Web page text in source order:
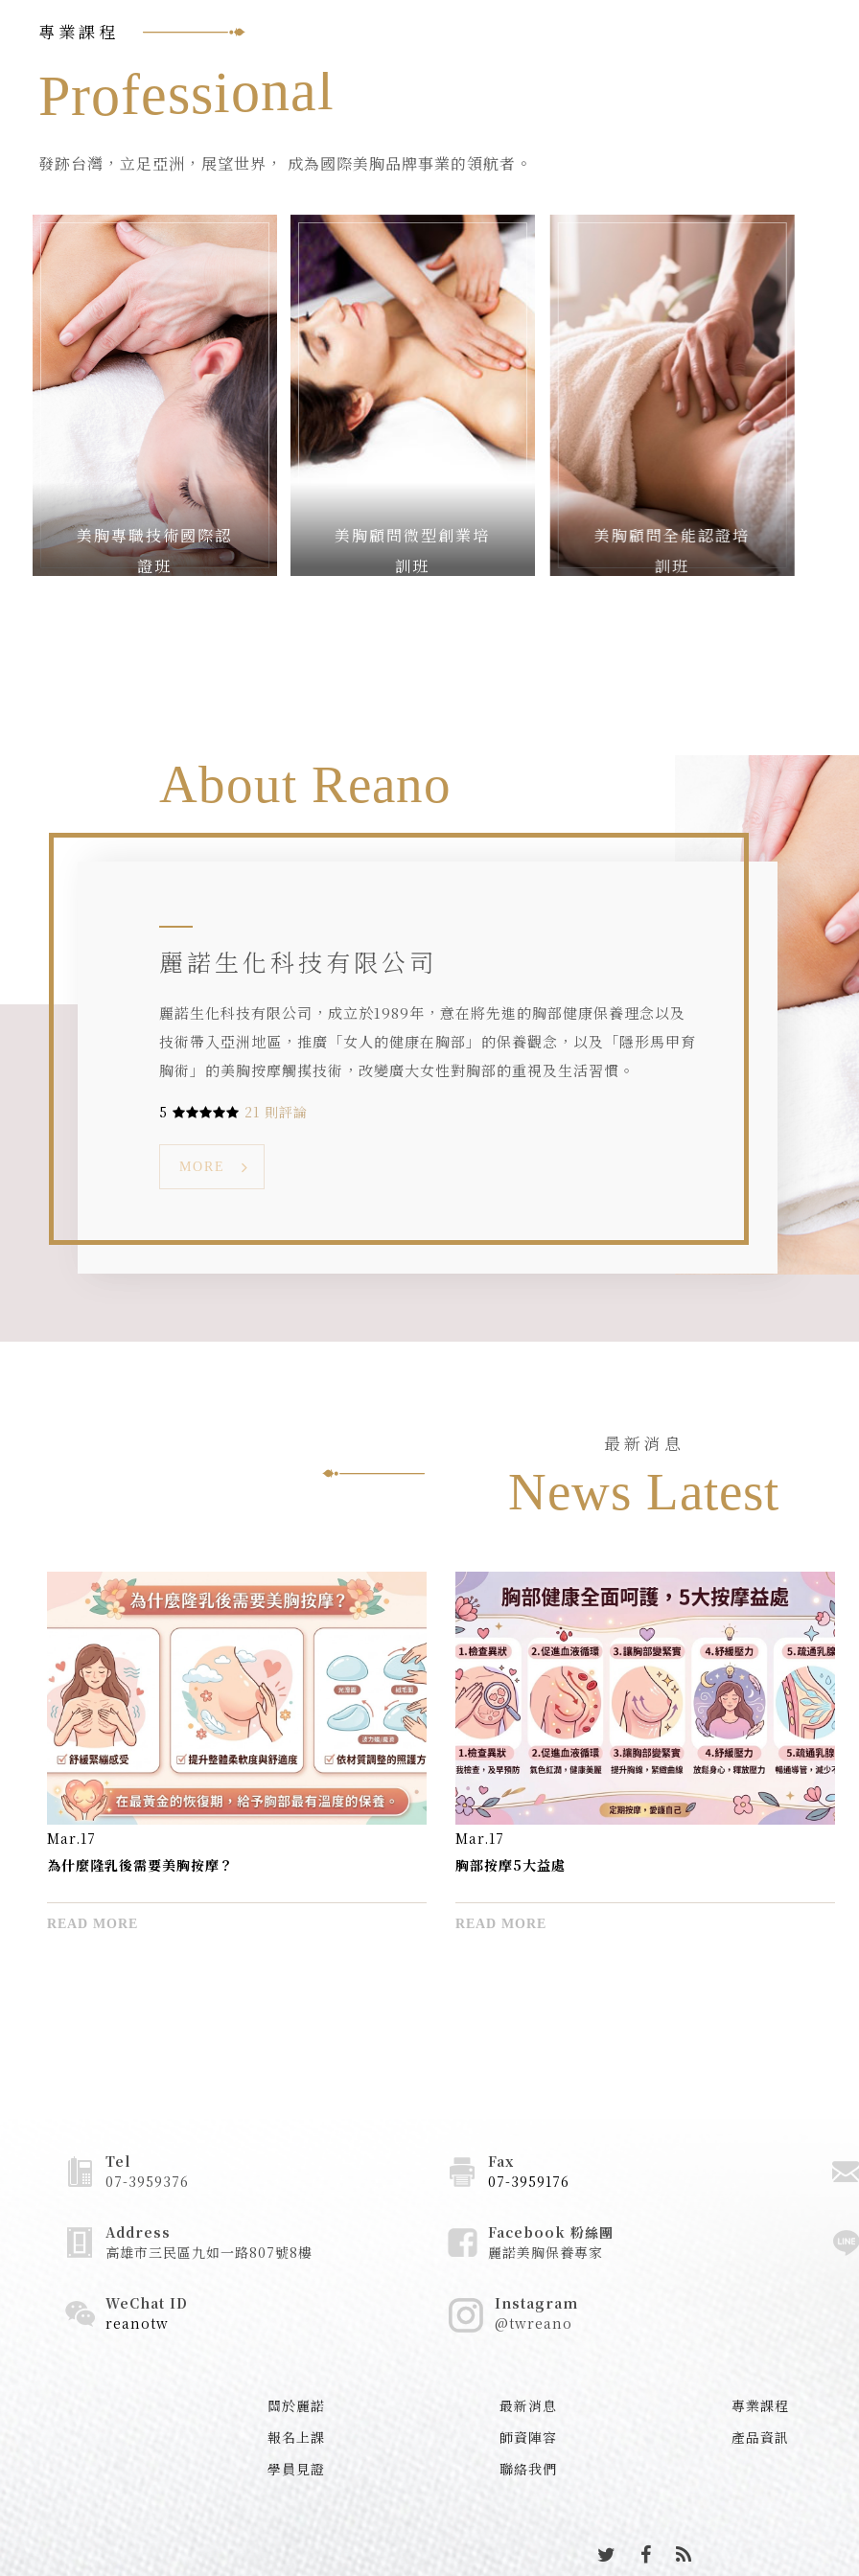
專業課程
Professional
發跡台灣，立足亞洲，展望世界， 成為國際美胸品牌事業的領航者。
美胸專職技術國際認
證班
美胸顧問微型創業培
訓班
美胸顧問全能認證培
訓班
About Reano
麗諾生化科技有限公司
麗諾生化科技有限公司，成立於1989年，意在將先進的胸部健康保養理念以及
技術帶入亞洲地區，推廣「女人的健康在胸部」的保養觀念，以及「隱形馬甲育
胸術」的美胸按摩觸摸技術，改變廣大女性對胸部的重視及生活習慣。
5 21 則評論
MORE
最新消息
News Latest
Feb.26
月經後美胸黃金期
READ MORE
Jan.12
產後縮骨盆運動 QA
READ MORE
Tel
07-3959376
Fax
07-3959176
Address
高雄市三民區九如一路807號8樓
Facebook 粉絲團
麗諾美胸保養專家
WeChat ID
reanotw
Instagram
@twreano
關於麗諾 最新消息 專業課程
報名上課
師資陣容 產品資訊
學員見證
聯絡我們